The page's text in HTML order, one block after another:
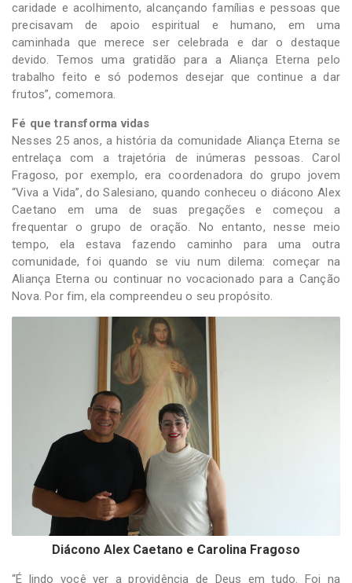
caridade e acolhimento, alcançando famílias e pessoas que
precisavam de apoio espiritual e humano, em uma
caminhada que merece ser celebrada e dar o destaque
devido. Temos uma gratidão para a Aliança Eterna pelo
trabalho feito e só podemos desejar que continue a dar
frutos”, comemora.
Fé que transforma vidas
Nesses 25 anos, a história da comunidade Aliança Eterna se
entrelaça com a trajetória de inúmeras pessoas. Carol
Fragoso, por exemplo, era coordenadora do grupo jovem
“Viva a Vida”, do Salesiano, quando conheceu o diácono Alex
Caetano em uma de suas pregações e começou a
frequentar o grupo de oração. No entanto, nesse meio
tempo, ela estava fazendo caminho para uma outra
comunidade, foi quando se viu num dilema: começar na
Aliança Eterna ou continuar no vocacionado para a Canção
Nova. Por fim, ela compreendeu o seu propósito.
Diácono Alex Caetano e Carolina Fragoso
“É lindo você ver a providência de Deus em tudo. Foi na